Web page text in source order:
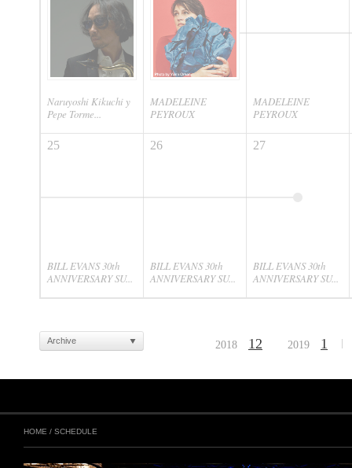
Naruyoshi Kikuchi y
Pepe Torme...
MADELEINE
PEYROUX
MADELEINE
PEYROUX
25
BILL EVANS 30th
ANNIVERSARY SU...
26
BILL EVANS 30th
ANNIVERSARY SU...
27
BILL EVANS 30th
ANNIVERSARY SU...
2018 12 2019 1
Archive
HOME / SCHEDULE